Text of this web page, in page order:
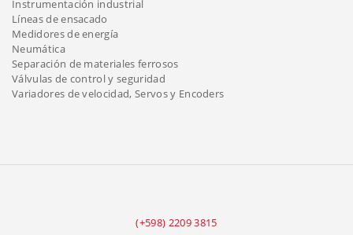
Instrumentación industrial
Líneas de ensacado
Medidores de energía
Neumática
Separación de materiales ferrosos
Válvulas de control y seguridad
Variadores de velocidad, Servos y Encoders
(+598) 2209 3815